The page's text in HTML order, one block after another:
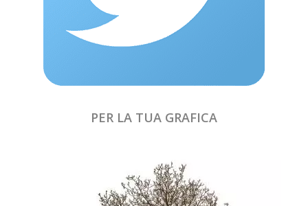
PER LA TUA GRAFICA